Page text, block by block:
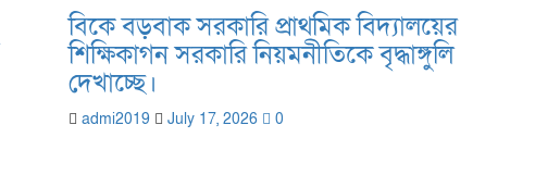
বিকে বড়বাক সরকারি প্রাথমিক বিদ্যালয়ের
শিক্ষিকাগন সরকারি নিয়মনীতিকে বৃদ্ধাঙ্গুলি
দেখাচ্ছে।
admi2019 July 17, 2026 0